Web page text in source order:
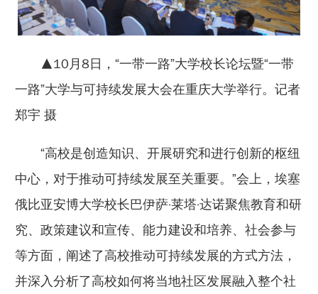
▲10月8日，“一带一路”大学校长论坛暨“一带
一路”大学与可持续发展大会在重庆大学举行。记者
郑宇 摄
“高校是创造知识、开展研究和进行创新的枢纽
中心，对于推动可持续发展至关重要。”会上，埃塞
俄比亚安博大学校长巴伊萨·莱塔·达诺聚焦教育和研
究、政策建议和宣传、能力建设和培养、社会参与
等方面，阐述了高校推动可持续发展的方式方法，
并深入分析了高校如何将当地社区发展融入整个社